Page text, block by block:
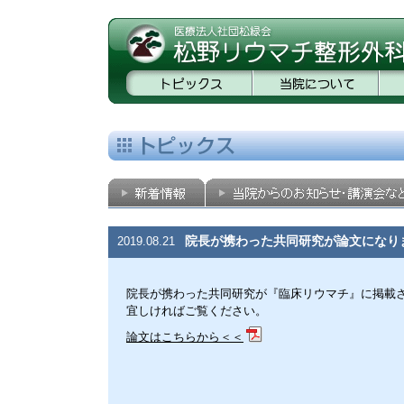
2019.08.21 院長が携わった共同研究が論文になり
院長が携わった共同研究が『臨床リウマチ』に掲載
宜しければご覧ください。
論文はこちらから＜＜